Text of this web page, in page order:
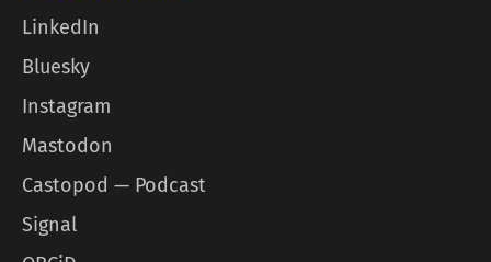
LinkedIn
Bluesky
Instagram
Mastodon
Castopod — Podcast
Signal